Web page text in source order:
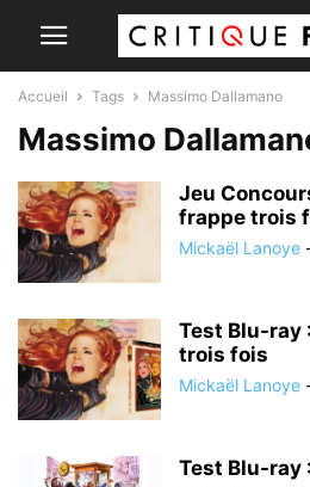
Accueil Tags Massimo Dallamano
Massimo
Jeu
frappe trois
Mickaël Lanoye
Test Blu-ray
trois fois
Mickaël Lanoye
Test Blu-ray